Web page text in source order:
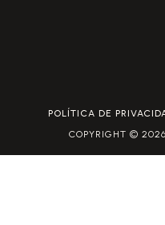
POLÍTICA DE
COPYRIGHT ©